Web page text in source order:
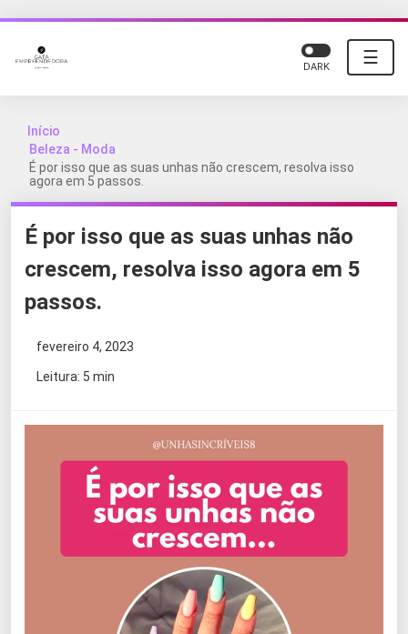
☰
DARK
Início
Beleza - Moda
É por isso que as suas unhas não crescem, resolva isso
agora em 5 passos.
É por isso que as suas unhas não
crescem, resolva isso agora em 5
passos.
fevereiro 4, 2023
Leitura: 5 min